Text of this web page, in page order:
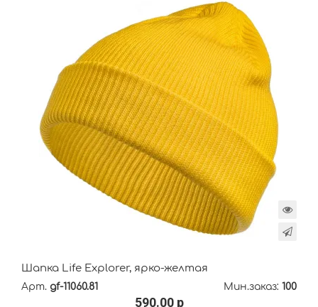
Шапка Life Explorer, ярко-желтая
Арт. gf-11060.81 Мин.заказ: 100
590.00 р